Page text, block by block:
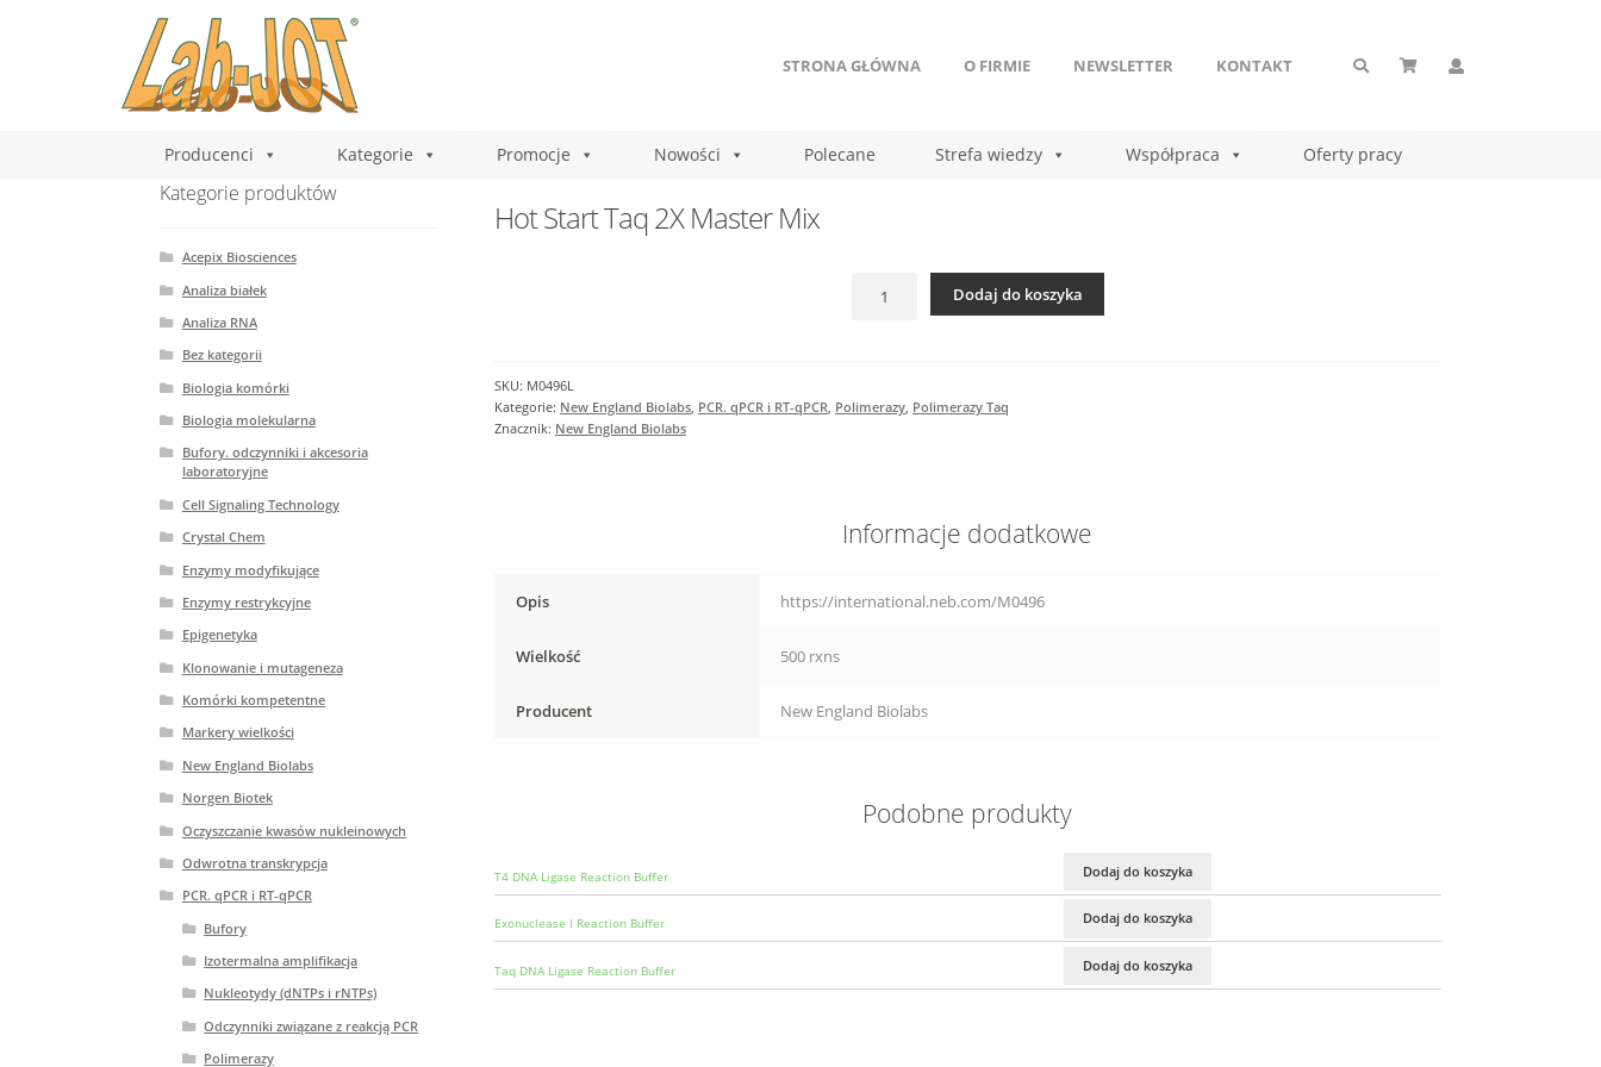
STRONA GŁÓWNA O FIRMIE NEWSLETTER KONTAKT
Producenci Kategorie Promocje Nowości Polecane Strefa wiedzy Współpraca Oferty pracy
Hot Start Taq 2X Master Mix
Master
Dodaj do koszyka
SKU: M0496L
Kategorie: New England Biolabs, PCR. qPCR i RT-qPCR, Polimerazy, Polimerazy Taq
Znacznik: New England Biolabs
Informacje dodatkowe
Opis https://international.neb.com/M0496
Wielkość 500 rxns
Producent New England Biolabs
Podobne produkty
T4 DNA Ligase Reaction Buffer Dodaj do koszyka
Exonuclease I Reaction Buffer Dodaj do koszyka
Taq DNA Ligase Reaction Buffer Dodaj do koszyka
Kategorie produktów
Acepix Biosciences
Analiza białek
Analiza RNA
Bez kategorii
Biologia komórki
Biologia molekularna
Bufory. odczynniki i akcesoria
laboratoryjne
Cell Signaling Technology
Crystal Chem
Enzymy modyfikujące
Enzymy restrykcyjne
Epigenetyka
Klonowanie i mutageneza
Komórki kompetentne
Markery wielkości
New England Biolabs
Norgen Biotek
Oczyszczanie kwasów nukleinowych
Odwrotna transkrypcja
PCR. qPCR i RT-qPCR
Bufory
Izotermalna amplifikacja
Nukleotydy (dNTPs i rNTPs)
Odczynniki związane z reakcją PCR
Polimerazy